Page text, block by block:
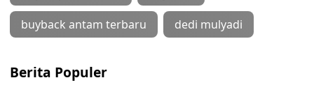
buyback antam terbaru dedi mulyadi
Berita Populer